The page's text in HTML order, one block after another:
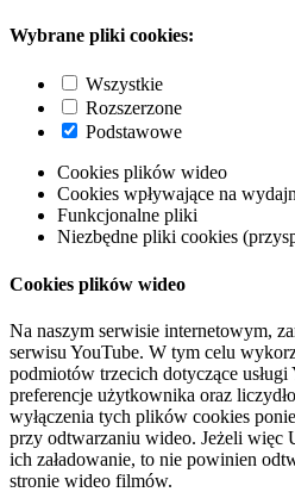
Wybrane pliki cookies:
Wszystkie
Rozszerzone
Podstawowe
Cookies plików wideo
Cookies wpływające na
Funkcjonalne pliki
Niezbędne pliki cookies
Cookies plików wideo
Na naszym serwisie internetowym,
serwisu YouTube. W tym celu
podmiotów trzecich dotyczące
preferencje użytkownika oraz
wyłączenia tych plików cookies
przy odtwarzaniu wideo. Jeżeli więc
ich załadowanie, to nie powinien
stronie wideo filmów.